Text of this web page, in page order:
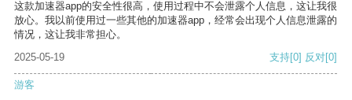
这款加速器app的安全性很高，使用过程中不会泄露个人信息，这让我很
放心。我以前使用过一些其他的加速器app，经常会出现个人信息泄露的
情况，这让我非常担心。
2025-05-19
支持[0] 反对[0]
游客